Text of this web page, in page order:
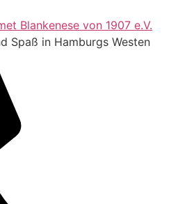
Blankenese von 1907 e.V.
Spaß in Hamburgs Westen